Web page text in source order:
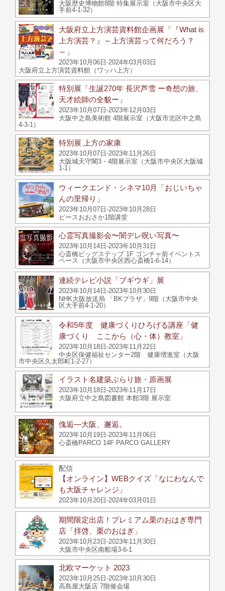
大阪歴史博物館8階 特集展示室（大阪市中央区大
手前4-1-32）
大阪府立上方演芸資料館企画展「『What is
上方演芸？』～上方演芸って何だろう？
～」
2023年10月06日-2024年03月03日
大阪府立上方演芸資料館（ワッハ上方）
特別展「生誕270年 長沢芦雪 ー奇想の旅、
天才絵師の全貌ー」
2023年10月07日-2023年12月03日
大阪中之島美術館 4階展示室（大阪市北区中之島
4-3-1）
特別展 上方の家康
2023年10月07日-2023年11月26日
大阪城天守閣3・4階展示室（大阪市中央区大阪城
1-1）
ウィークエンド・シネマ10月「おじいちゃ
んの里帰り」
2023年10月07日-2023年10月28日
ピースおおさか1階講堂
心霊写真撮影会〜闇デレ呪い写真〜
2023年10月14日-2023年10月31日
心斎橋ビッグステップ 1F ゴンチャ前イベントス
ペース（大阪市中央区西心斎橋1-6-14）
連続テレビ小説「ブギウギ」展
2023年10月14日-2023年10月30日
NHK大阪放送局 「BKプラザ」9階（大阪市中央
区大手前4-1-20）
令和5年度 健康づくりひろげる講座「健
康づくり ここから（心・体）教室」
2023年10月18日-2023年11月22日
中央区保健福祉センター2階 健康増進室（大阪
市中央区久太郎町1-2-27）
イラスト名建築ぶらり旅・原画展
2023年10月18日-2023年11月17日
大阪府立中之島図書館 本館3階 展示室
傀逅―大阪、邂逅。
2023年10月19日-2023年11月06日
心斎橋PARCO 14F PARCO GALLERY
配信
【オンライン】WEBクイズ「なにわなんで
も大阪チャレンジ」
2023年10月20日-2024年03月01日
期間限定出店！プレミアム栗のおはぎ専門
店「拝啓、栗のおはぎ」
2023年10月23日-2023年11月30日
大阪市中央区南船場3-6-1
北欧マーケット 2023
2023年10月25日-2023年10月30日
高島屋大阪店 7階催会場